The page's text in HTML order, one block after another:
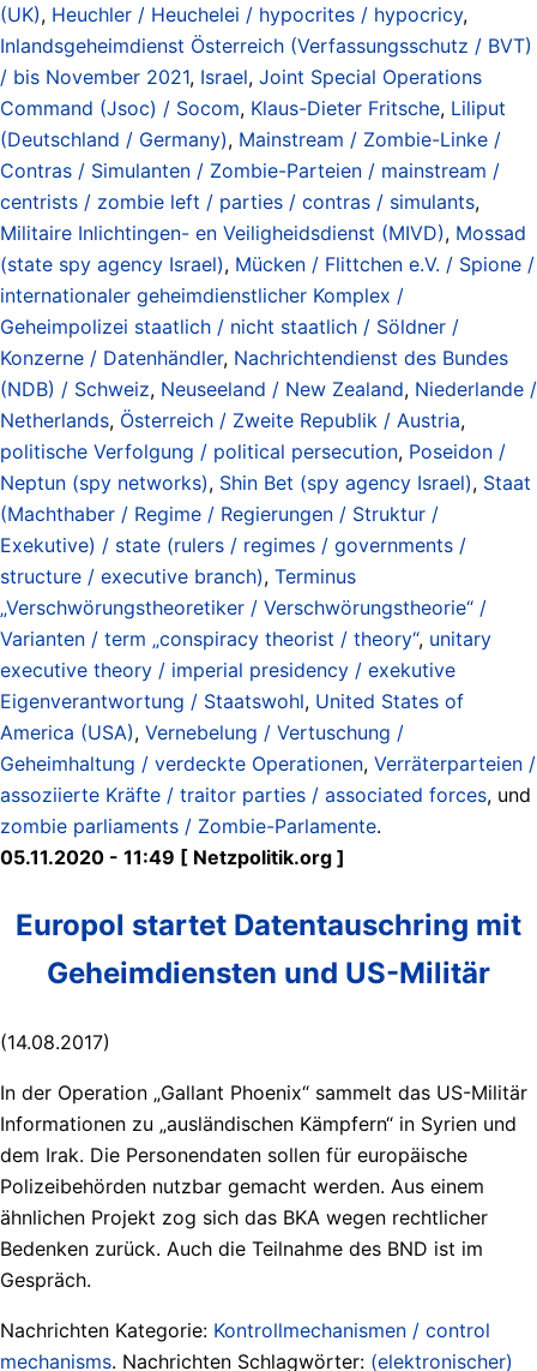
(UK), Heuchler / Heuchelei / hypocrites / hypocricy,
Inlandsgeheimdienst Österreich (Verfassungsschutz / BVT)
/ bis November 2021, Israel, Joint Special Operations
Command (Jsoc) / Socom, Klaus-Dieter Fritsche, Liliput
(Deutschland / Germany), Mainstream / Zombie-Linke /
Contras / Simulanten / Zombie-Parteien / mainstream /
centrists / zombie left / parties / contras / simulants,
Militaire Inlichtingen- en Veiligheidsdienst (MIVD), Mossad
(state spy agency Israel), Mücken / Flittchen e.V. / Spione /
internationaler geheimdienstlicher Komplex /
Geheimpolizei staatlich / nicht staatlich / Söldner /
Konzerne / Datenhändler, Nachrichtendienst des Bundes
(NDB) / Schweiz, Neuseeland / New Zealand, Niederlande /
Netherlands, Österreich / Zweite Republik / Austria,
politische Verfolgung / political persecution, Poseidon /
Neptun (spy networks), Shin Bet (spy agency Israel), Staat
(Machthaber / Regime / Regierungen / Struktur /
Exekutive) / state (rulers / regimes / governments /
structure / executive branch), Terminus
„Verschwörungstheoretiker / Verschwörungstheorie“ /
Varianten / term „conspiracy theorist / theory“, unitary
executive theory / imperial presidency / exekutive
Eigenverantwortung / Staatswohl, United States of
America (USA), Vernebelung / Vertuschung /
Geheimhaltung / verdeckte Operationen, Verräterparteien /
assoziierte Kräfte / traitor parties / associated forces, und
zombie parliaments / Zombie-Parlamente.
05.11.2020 - 11:49 [ Netzpolitik.org ]
Europol startet Datentauschring mit
Geheimdiensten und US-Militär
(14.08.2017)
In der Operation „Gallant Phoenix“ sammelt das US-Militär
Informationen zu „ausländischen Kämpfern“ in Syrien und
dem Irak. Die Personendaten sollen für europäische
Polizeibehörden nutzbar gemacht werden. Aus einem
ähnlichen Projekt zog sich das BKA wegen rechtlicher
Bedenken zurück. Auch die Teilnahme des BND ist im
Gespräch.
Nachrichten Kategorie: Kontrollmechanismen / control
mechanisms. Nachrichten Schlagwörter: (elektronischer)